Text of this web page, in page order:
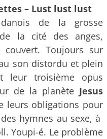
– Lust lust lust
de la grosse
la cité des anges,
couvert. Toujours sur
son distordu et plein
leur troisième opus
de la planète Jesus
leurs obligations pour
hymnes au sexe, à
Youpi-é. Le problème